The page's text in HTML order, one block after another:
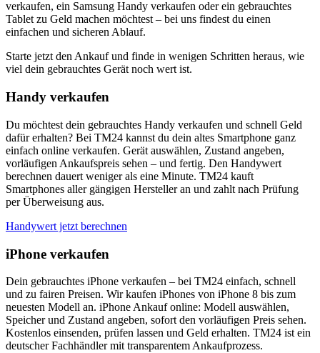
verkaufen, ein Samsung Handy verkaufen oder ein gebrauchtes
Tablet zu Geld machen möchtest – bei uns findest du einen
einfachen und sicheren Ablauf.
Starte jetzt den Ankauf und finde in wenigen Schritten heraus, wie
viel dein gebrauchtes Gerät noch wert ist.
Handy verkaufen
Du möchtest dein gebrauchtes Handy verkaufen und schnell Geld
dafür erhalten? Bei TM24 kannst du dein altes Smartphone ganz
einfach online verkaufen. Gerät auswählen, Zustand angeben,
vorläufigen Ankaufspreis sehen – und fertig. Den Handywert
berechnen dauert weniger als eine Minute. TM24 kauft
Smartphones aller gängigen Hersteller an und zahlt nach Prüfung
per Überweisung aus.
Handywert jetzt berechnen
iPhone verkaufen
Dein gebrauchtes iPhone verkaufen – bei TM24 einfach, schnell
und zu fairen Preisen. Wir kaufen iPhones von iPhone 8 bis zum
neuesten Modell an. iPhone Ankauf online: Modell auswählen,
Speicher und Zustand angeben, sofort den vorläufigen Preis sehen.
Kostenlos einsenden, prüfen lassen und Geld erhalten. TM24 ist ein
deutscher Fachhändler mit transparentem Ankaufprozess.